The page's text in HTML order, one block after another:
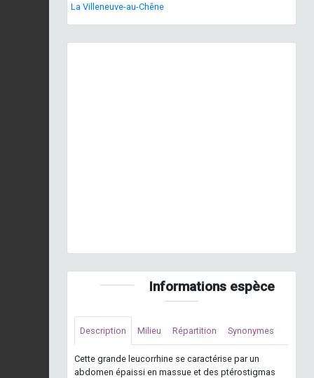
La Villeneuve-au-Chêne
Informations espèce
Description Milieu Répartition Synonymes
Cette grande leucorrhine se caractérise par un
abdomen épaissi en massue et des ptérostigmas